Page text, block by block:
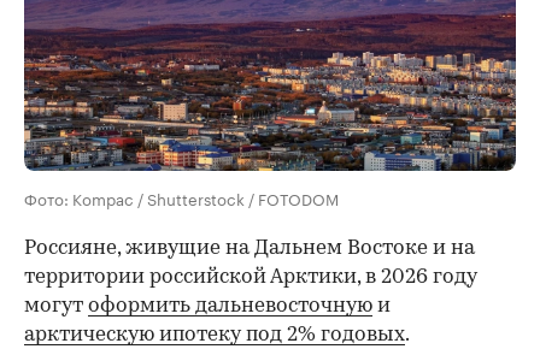
Фото: Kompac / Shutterstock / FOTODOM
Россияне, живущие на Дальнем Востоке и на
территории российской Арктики, в 2026 году
могут оформить дальневосточную и
арктическую ипотеку под 2% годовых.